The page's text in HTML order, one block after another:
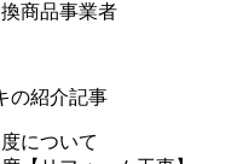
商品事業者
の紹介記事
について